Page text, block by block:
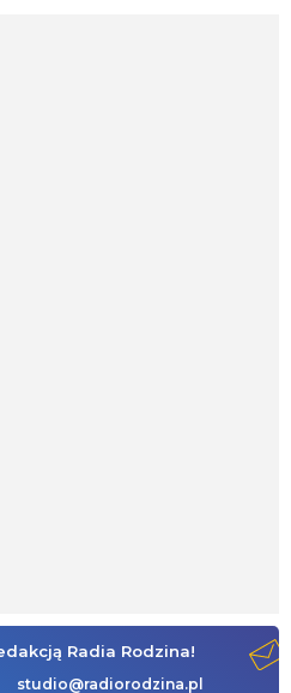
Radia Rodzina!
studio@radiorodzina.pl